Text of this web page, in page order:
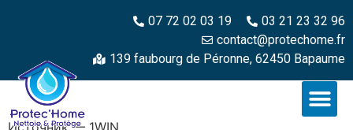
07 72 02 03 19
03 21 23 32 96
contact@protechome.fr
139 faubourg de Péronne, 62450 Bapaume
Источник — 1WIN